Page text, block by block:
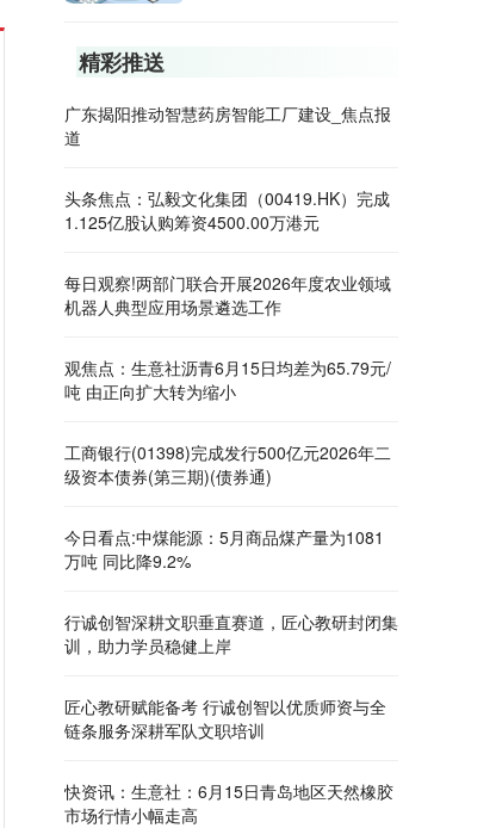
精彩推送
广东揭阳推动智慧药房智能工厂建设_焦点报
道
头条焦点：弘毅文化集团（00419.HK）完成
1.125亿股认购筹资4500.00万港元
每日观察!两部门联合开展2026年度农业领域
机器人典型应用场景遴选工作
观焦点：生意社沥青6月15日均差为65.79元/
吨 由正向扩大转为缩小
工商银行(01398)完成发行500亿元2026年二
级资本债券(第三期)(债券通)
今日看点:中煤能源：5月商品煤产量为1081
万吨 同比降9.2%
行诚创智深耕文职垂直赛道，匠心教研封闭集
训，助力学员稳健上岸
匠心教研赋能备考 行诚创智以优质师资与全
链条服务深耕军队文职培训
快资讯：生意社：6月15日青岛地区天然橡胶
市场行情小幅走高